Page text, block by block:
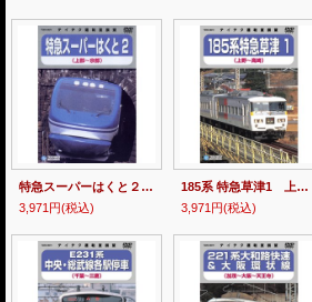
特急スーパーはくと２ 上郡－京都 【DVD】
3,971円(税込)
185系 特急草津1 上野－高崎 【DVD】※販売を終了しました。
3,971円(税込)